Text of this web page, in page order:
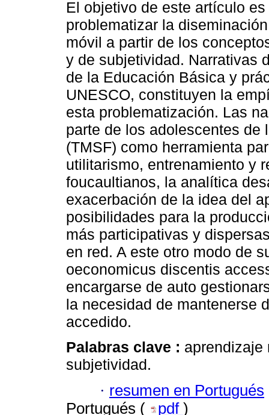
El objetivo de este artículo
problematizar la
móvil a partir de los
y de subjetividad. Narrativas
de la Educación Básica y
UNESCO, constituyen la
esta problematización. Las
parte de los adolescentes
(TMSF) como herramienta
utilitarismo, entrenamiento y
foucaultianos, la analítica
exacerbación de la idea del
posibilidades para la
más participativas y
en red. A este otro modo de
oeconomicus discentis
encargarse de auto
la necesidad de mantenerse
accedido.
Palabras clave : aprendizaje
subjetividad.
· resumen en Portugués
Portugués (
pdf )